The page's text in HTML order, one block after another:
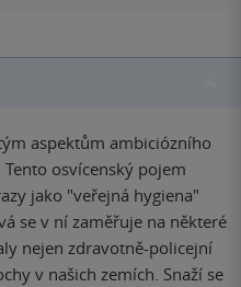
aspektům ambiciózního
osvícenský pojem
jako "veřejná hygiena"
se v ní zaměřuje na některé
nejen zdravotně-policejní
v našich zemích. Snaží se